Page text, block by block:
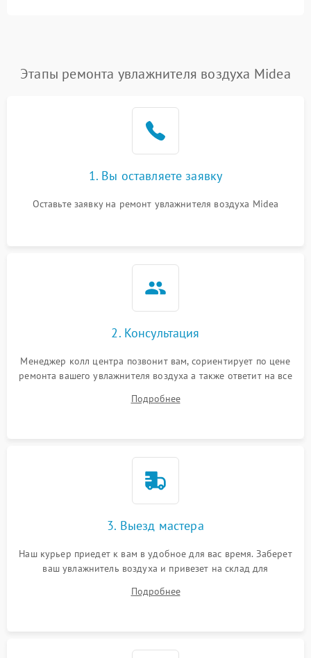
Этапы ремонта увлажнителя воздуха Midea
1. Вы оставляете заявку
Оставьте заявку на ремонт увлажнителя воздуха Midea
2. Консультация
Менеджер колл центра позвонит вам, сориентирует по цене
ремонта вашего увлажнителя воздуха а также ответит на все
Подробнее
3. Выезд мастера
Наш курьер приедет к вам в удобное для вас время. Заберет
ваш увлажнитель воздуха и привезет на склад для
Подробнее